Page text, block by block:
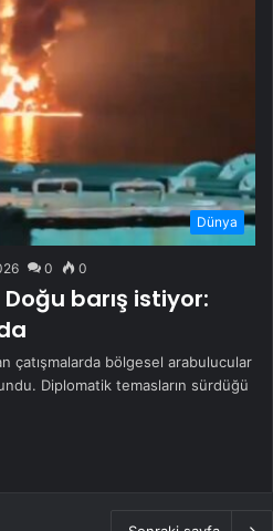
Dünya
0 0
barış istiyor:
çatışmalarda bölgesel arabulucular
Diplomatik temasların sürdüğü